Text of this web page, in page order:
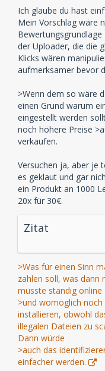
Ich glaube du hast
Mein Vorschlag wäre
der Uploader, die die
Klicks wären
aufmerksamer bevor
>Wenn dem so wäre
einen Grund warum
eingestellt werden
noch höhere Preise
verkaufen.
Versuchen ja, aber je
es geklaut und gar
ein Produkt an 1000
20x für 30€.
Zitat
>Was für einen Sinn
zahlen soll, was dann
müsste ständig online
>und womöglich
installieren, obwohl
illegalen Dateien zu
Dann würde
>auch das
einfacher werden.